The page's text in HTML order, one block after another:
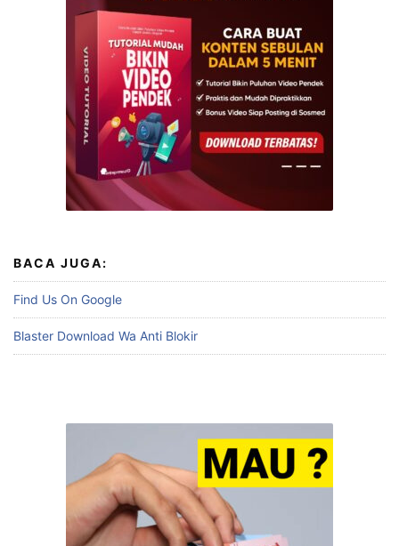
BACA JUGA:
Find Us On Google
Blaster Download Wa Anti Blokir